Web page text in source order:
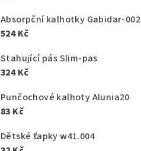
Absorpční kalhotky Gabidar-002
524 Kč
Stahující pás Slim-pas
324 Kč
Punčochové kalhoty Alunia20
83 Kč
Dětské ťapky w41.004